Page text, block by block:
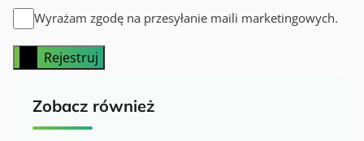
Wyrażam zgodę na przesyłanie maili marketingowych.
Rejestruj
Zobacz również